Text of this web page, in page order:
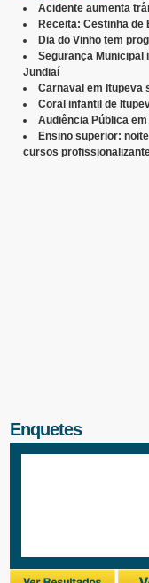
Acidente aumenta
Receita: Cestinha de
Dia do Vinho tem
Segurança Municipal
Jundiaí
Carnaval em Itupeva
Coral infantil de
Audiência Pública
Ensino superior:
cursos
Enquetes